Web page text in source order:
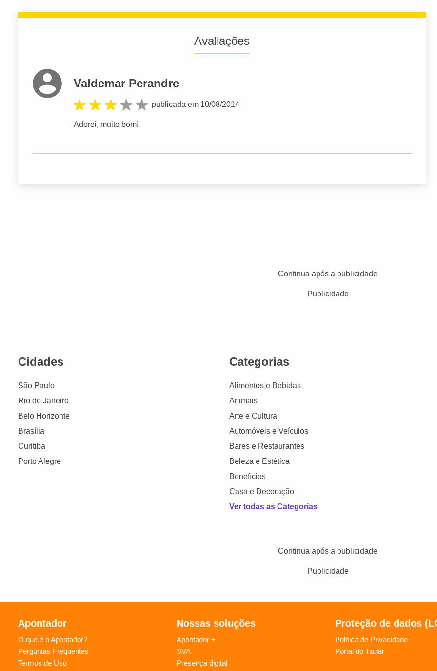
Avaliações
Valdemar Perandre
publicada em 10/08/2014
Adorei, muito bom!
Continua após a publicidade
Publicidade
Cidades
São Paulo
Rio de Janeiro
Belo Horizonte
Brasília
Curitiba
Porto Alegre
Categorias
Alimentos e Bebidas
Animais
Arte e Cultura
Automóveis e Veículos
Bares e Restaurantes
Beleza e Estética
Benefícios
Casa e Decoração
Ver todas as Categorias
Continua após a publicidade
Publicidade
Apontador
O que é o Apontador?
Perguntas Frequentes
Termos de Uso
Nossas soluções
Apontador +
SVA
Presença digital
Proteção de dados
Política de Privacidade
Portal do Titular